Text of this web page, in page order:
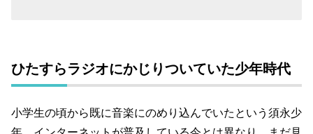
ひたすらラジオにかじりついていた少年時代
小学生の頃から既に音楽にのめり込んでいたという須永少